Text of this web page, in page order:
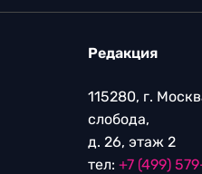
Редакция
115280, г.
слобода,
д. 26, этаж 2
тел: +7 (499)